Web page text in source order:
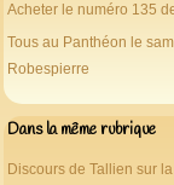
Acheter le numéro 135
Tous au Panthéon le
Robespierre
Dans la même rubrique
Discours de Tallien sur